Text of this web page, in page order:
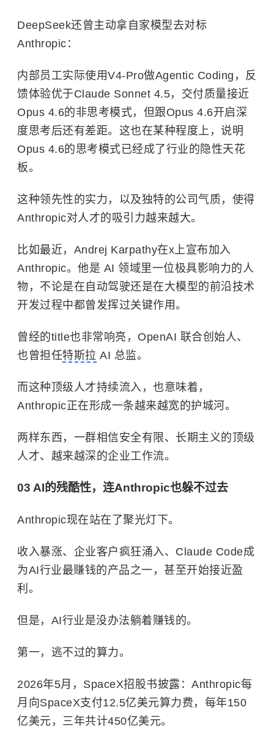
DeepSeek还曾主动拿自家模型去对标
Anthropic：
内部员工实际使用V4-Pro做Agentic Coding，反
馈体验优于Claude Sonnet 4.5，交付质量接近
Opus 4.6的非思考模式，但跟Opus 4.6开启深
度思考后还有差距。这也在某种程度上，说明
Opus 4.6的思考模式已经成了行业的隐性天花
板。
这种领先性的实力，以及独特的公司气质，使得
Anthropic对人才的吸引力越来越大。
比如最近，Andrej Karpathy在x上宣布加入
Anthropic。他是 AI 领域里一位极具影响力的人
物，不论是在自动驾驶还是在大模型的前沿技术
开发过程中都曾发挥过关键作用。
曾经的title也非常响亮，OpenAI 联合创始人、
也曾担任特斯拉 AI 总监。
而这种顶级人才持续流入，也意味着，
Anthropic正在形成一条越来越宽的护城河。
两样东西，一群相信安全有限、长期主义的顶级
人才、越来越深的企业工作流。
03 AI的残酷性，连Anthropic也躲不过去
Anthropic现在站在了聚光灯下。
收入暴涨、企业客户疯狂涌入、Claude Code成
为AI行业最赚钱的产品之一，甚至开始接近盈
利。
但是，AI行业是没办法躺着赚钱的。
第一，逃不过的算力。
2026年5月，SpaceX招股书披露：Anthropic每
月向SpaceX支付12.5亿美元算力费，每年150
亿美元，三年共计450亿美元。